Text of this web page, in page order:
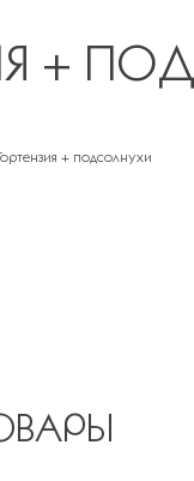
+
+ подсолнухи